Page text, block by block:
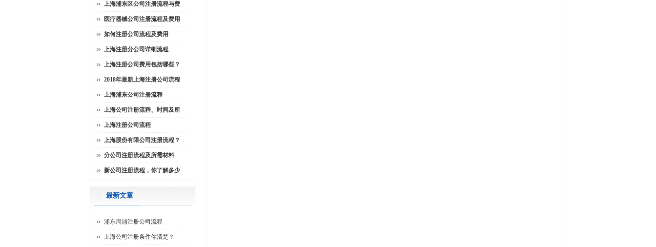
上海浦东区公司注册流程与费
医疗器械公司注册流程及费用
如何注册公司流程及费用
上海注册分公司详细流程
上海注册公司费用包括哪些？
2018年最新上海注册公司流程
上海浦东公司注册流程
上海公司注册流程、时间及所
上海注册公司流程
上海股份有限公司注册流程？
分公司注册流程及所需材料
新公司注册流程，你了解多少
最新文章
浦东周浦注册公司流程
上海公司注册条件你清楚？